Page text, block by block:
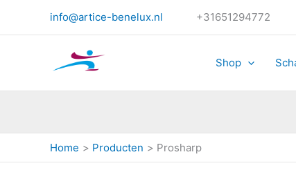
info@artice-benelux.nl +31651294772
Shop
Home Producten Prosharp